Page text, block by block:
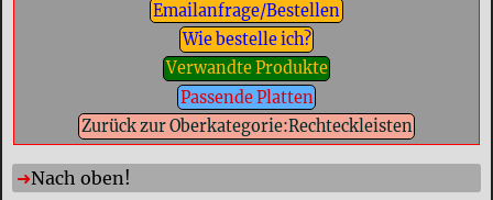
Emailanfrage/Bestellen
Wie bestelle ich?
Verwandte Produkte
Passende Platten
Zurück zur Oberkategorie:Rechteckleisten
Nach oben!